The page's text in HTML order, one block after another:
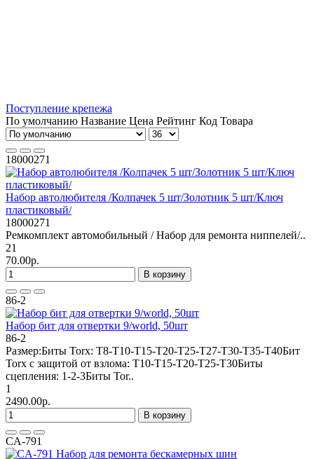
Поступление крепежа
По умолчанию Название Цена Рейтинг Код Товара
18000271
Набор автолюбителя /Колпачек 5 шт/Золотник 5 шт/Ключ
пластиковый/
18000271
Ремкомплект автомобильный / Набор для ремонта ниппелей/..
21
70.00р.
В корзину
86-2
Набор бит для отвертки 9/world, 50шт
86-2
Размер:Биты Torx: T8-T10-T15-T20-T25-T27-T30-T35-T40Бит
Torx с защитой от взлома: T10-T15-T20-T25-T30Биты
сцепления: 1-2-3Биты Tor..
1
2490.00р.
В корзину
CA-791